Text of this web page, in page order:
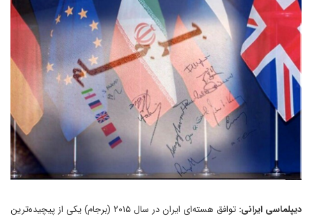
دیپلماسی ایرانی:
توافق هسته‌ای ایران در سال ۲۰۱۵ (برجام) یکی از پیچیده‌ترین